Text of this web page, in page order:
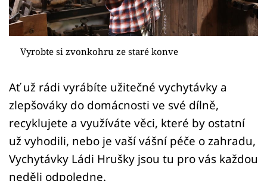
Přihlášení
Sledujte nás
Vyrobte si zvonkohru ze staré konve
Ať už rádi vyrábíte užitečné vychytávky a
zlepšováky do domácnosti ve své dílně,
recyklujete a využíváte věci, které by ostatní
už vyhodili, nebo je vaší vášní péče o zahradu,
Vychytávky Ládi Hrušky jsou tu pro vás každou
neděli odpoledne.